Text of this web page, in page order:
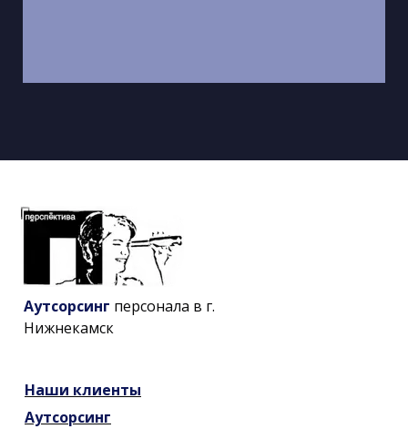
Аутсорсинг
Наши клиенты
Аутсорсинг персонала в г.
Нижнекамск